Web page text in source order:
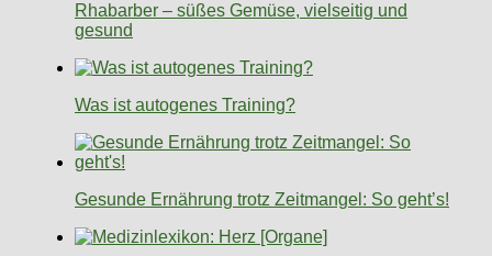
Rhabarber – süßes Gemüse, vielseitig und
gesund
Was ist autogenes Training?
Gesunde Ernährung trotz Zeitmangel: So geht’s!